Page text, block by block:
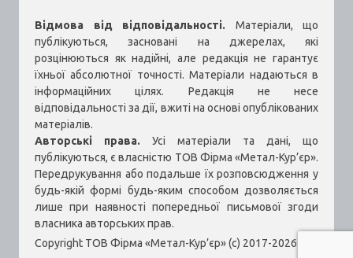
Відмова від відповідальності. Матеріали, що
публікуються, засновані на джерелах, які
розцінюються як надійні, але редакція не гарантує
їхньої абсолютної точності. Матеріали надаються в
інформаційних цілях. Редакція не несе
відповідальності за дії, вжиті на основі опублікованих
матеріалів.
Авторські права. Усі матеріали та дані, що
публікуються, є власністю ТОВ Фірма «Метал-Кур’єр».
Передрукування або подальше їх розповсюдження у
будь-якій формі будь-яким способом дозволяється
лише при наявності попередньої письмової згоди
власника авторських прав.
Copyright ТОВ Фірма «Метал-Кур’єр» (c) 2017-2026